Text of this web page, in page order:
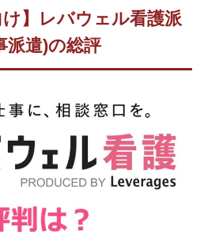
け】レバウェル看護派
派遣)の総評